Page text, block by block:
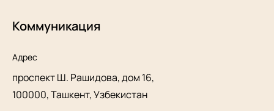
Коммуникация
Адрес
проспект Ш. Рашидова, дом 16,
100000, Ташкент, Узбекистан